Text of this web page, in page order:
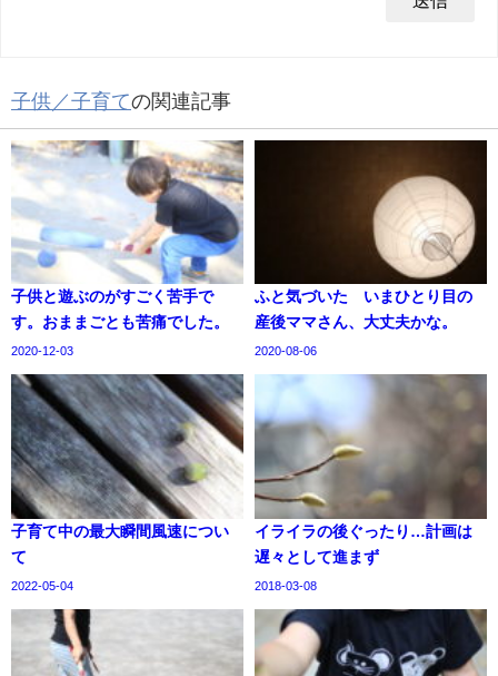
子供／子育ての関連記事
子供と遊ぶのがすごく苦手で
す。おままごとも苦痛でした。
2020-12-03
ふと気づいた いまひとり目の
産後ママさん、大丈夫かな。
2020-08-06
子育て中の最大瞬間風速につい
て
2022-05-04
イライラの後ぐったり…計画は
遅々として進まず
2018-03-08